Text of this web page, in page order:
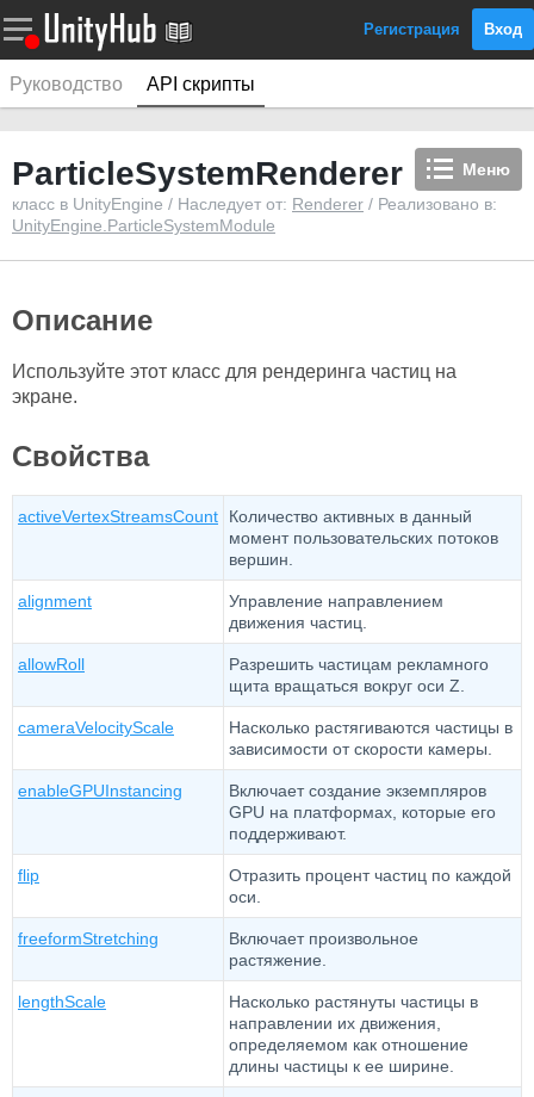
Регистрация Вход
Руководство API скрипты
Меню
ParticleSystemRenderer
класс в UnityEngine / Наследует от: Renderer / Реализовано в:
UnityEngine.ParticleSystemModule
Описание
Используйте этот класс для рендеринга частиц на
экране.
Свойства
activeVertexStreamsCount
Количество активных в данный
момент пользовательских потоков
вершин.
alignment
Управление направлением
движения частиц.
allowRoll
Разрешить частицам рекламного
щита вращаться вокруг оси Z.
cameraVelocityScale
Насколько растягиваются частицы в
зависимости от скорости камеры.
enableGPUInstancing
Включает создание экземпляров
GPU на платформах, которые его
поддерживают.
flip
Отразить процент частиц по каждой
оси.
freeformStretching
Включает произвольное
растяжение.
lengthScale
Насколько растянуты частицы в
направлении их движения,
определяемом как отношение
длины частицы к ее ширине.